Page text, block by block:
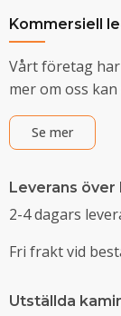
Kommersiell
Vårt företag
mer om oss
Se mer
Leverans över
2-4 dagars
Fri frakt vid
Utställda